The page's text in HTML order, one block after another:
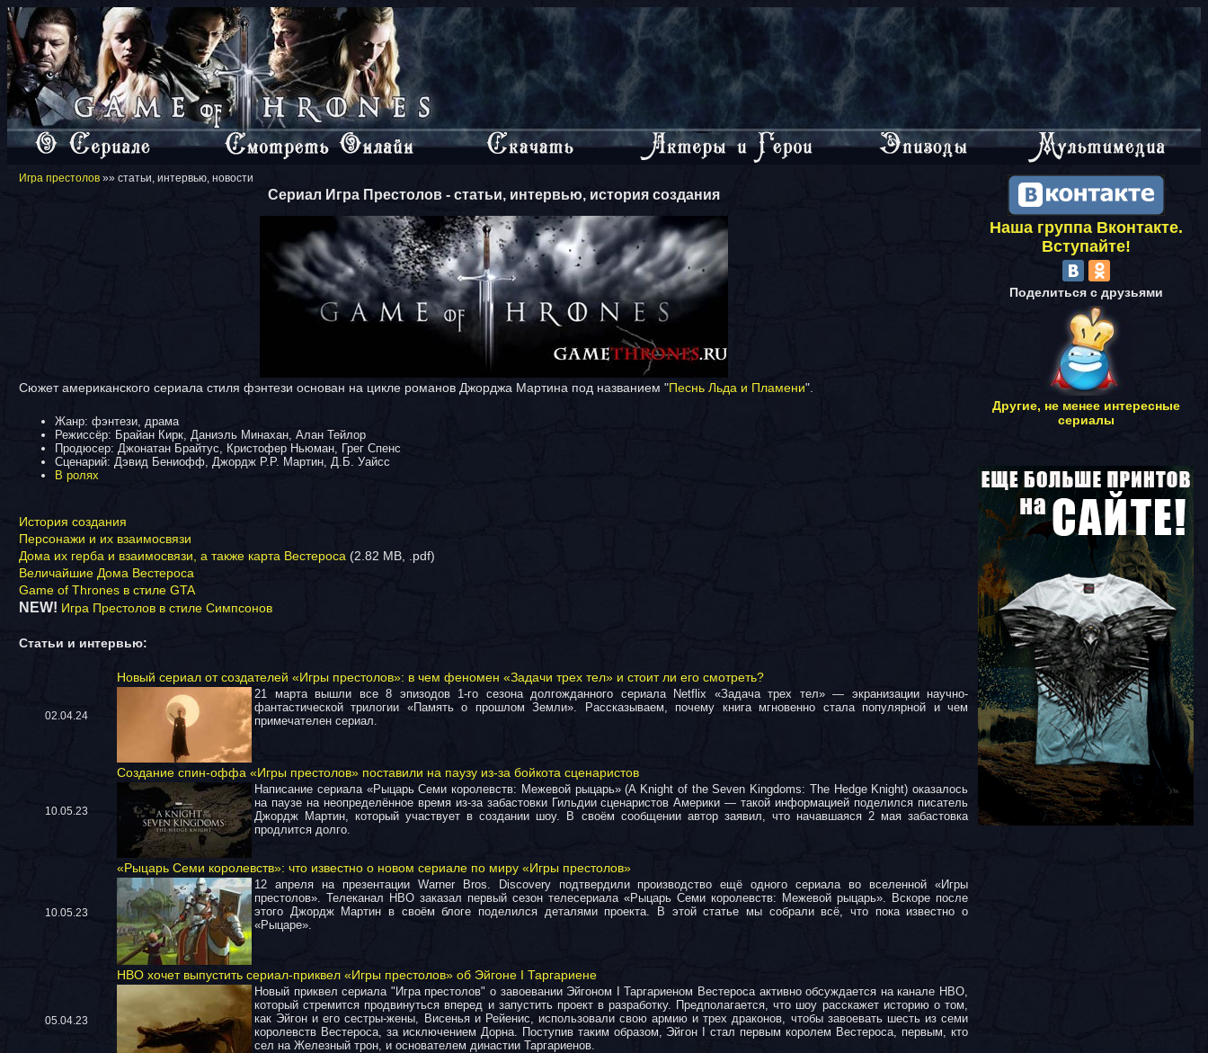
Игра престолов »» статьи, интервью, новости
Сериал Игра Престолов - статьи, интервью, история создания
Сюжет американского сериала стиля фэнтези основан на цикле романов Джорджа Мартина под названием "Песнь Льда и Пламени".
Жанр: фэнтези, драма
Режиссёр: Брайан Кирк, Даниэль Минахан, Алан Тейлор
Продюсер: Джонатан Брайтус, Кристофер Ньюман, Грег Спенс
Сценарий: Дэвид Бениофф, Джордж Р.Р. Мартин, Д.Б. Уайсс
В ролях
История создания
Персонажи и их взаимосвязи
Дома их герба и взаимосвязи, а также карта Вестероса (2.82 MB, .pdf)
Величайшие Дома Вестероса
Game of Thrones в стиле GTA
NEW! Игра Престолов в стиле Симпсонов
Статьи и интервью:
02.04.24
Новый сериал от создателей «Игры престолов»: в чем феномен «Задачи трех тел» и стоит ли его смотреть?
21 марта вышли все 8 эпизодов 1-го сезона долгожданного сериала Netflix «Задача трех тел» — экранизации научно-
фантастической трилогии «Память о прошлом Земли». Рассказываем, почему книга мгновенно стала популярной и чем
примечателен сериал.
10.05.23
Создание спин-оффа «Игры престолов» поставили на паузу из-за бойкота сценаристов
Написание сериала «Рыцарь Семи королевств: Межевой рыцарь» (A Knight of the Seven Kingdoms: The Hedge Knight) оказалось
на паузе на неопределённое время из-за забастовки Гильдии сценаристов Америки — такой информацией поделился писатель
Джордж Мартин, который участвует в создании шоу. В своём сообщении автор заявил, что начавшаяся 2 мая забастовка
продлится долго.
10.05.23
«Рыцарь Семи королевств»: что известно о новом сериале по миру «Игры престолов»
12 апреля на презентации Warner Bros. Discovery подтвердили производство ещё одного сериала во вселенной «Игры
престолов». Телеканал HBO заказал первый сезон телесериала «Рыцарь Семи королевств: Межевой рыцарь». Вскоре после
этого Джордж Мартин в своём блоге поделился деталями проекта. В этой статье мы собрали всё, что пока известно о
«Рыцаре».
05.04.23
HBO хочет выпустить сериал-приквел «Игры престолов» об Эйгоне I Таргариене
Новый приквел сериала "Игра престолов" о завоевании Эйгоном I Таргариеном Вестероса активно обсуждается на канале HBO,
который стремится продвинуться вперед и запустить проект в разработку. Предполагается, что шоу расскажет историю о том,
как Эйгон и его сестры-жены, Висенья и Рейенис, использовали свою армию и трех драконов, чтобы завоевать шесть из семи
королевств Вестероса, за исключением Дорна. Поступив таким образом, Эйгон I стал первым королем Вестероса, первым, кто
сел на Железный трон, и основателем династии Таргариенов.
Наша группа Вконтакте.
Вступайте!
Поделиться с друзьями
Другие, не менее интересные
сериалы